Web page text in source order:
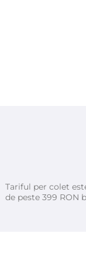
Tariful per colet
de peste 399 RON